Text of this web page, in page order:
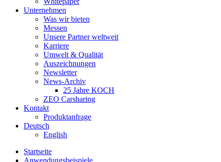
Unternehmen
Was wir bieten
Messen
Unsere Partner weltweit
Karriere
Umwelt & Qualität
Auszeichnungen
Newsletter
News-Archiv
25 Jahre KOCH
ZEO Carsharing
Kontakt
Produktanfrage
Deutsch
English
Startseite
Anwendungsbeispiele